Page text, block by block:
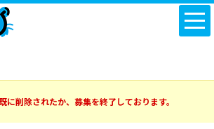
に削除されたか、募集を終了しております。